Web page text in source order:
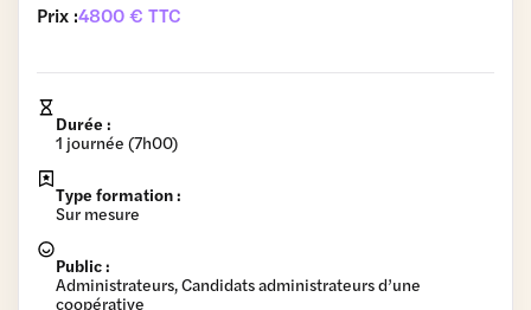
sociétés
Prix :4800 € TTC
Durée :
1 journée (7h00)
Type formation :
Sur mesure
Public :
Administrateurs, Candidats administrateurs d’une
coopérative